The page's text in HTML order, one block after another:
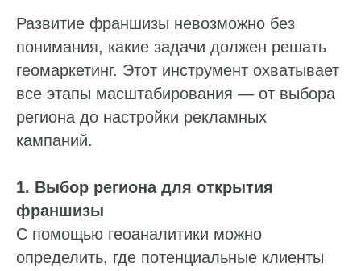
Развитие франшизы невозможно без
понимания, какие задачи должен решать
геомаркетинг. Этот инструмент охватывает
все этапы масштабирования — от выбора
региона до настройки рекламных
кампаний.
1. Выбор региона для открытия
франшизы
С помощью геоаналитики можно
определить, где потенциальные клиенты